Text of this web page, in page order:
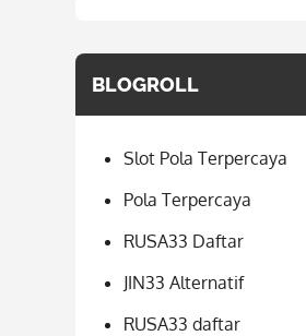
BLOGROLL
Slot Pola Terpercaya
Pola Terpercaya
RUSA33 Daftar
JIN33 Alternatif
RUSA33 daftar